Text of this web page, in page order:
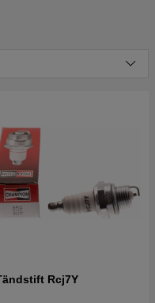
reservdelslista till
R 1985
reservdelslista till
R 1986
Rcj7Y